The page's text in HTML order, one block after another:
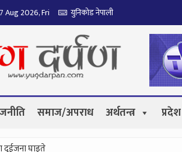
Aug 2026, Fri युनिकोड नेपाली
समाज/अपराध अर्थतन्त्र प्रदेश
दुईजना घाइते